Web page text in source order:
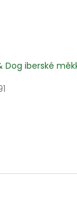
Dog iberské